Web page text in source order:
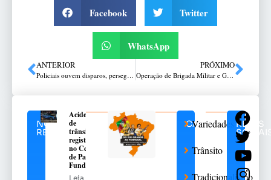
Facebook Twitter
WhatsApp
ANTERIOR
Policiais ouvem disparos, perseguem e prendem indivíduos por tráfico de drogas
PRÓXIMO
Operação de Brigada Militar e Guarda de Trânsito combate embriaguez ao volante
NOTÍCIAS
RELACIONADAS
Acidente
de
trânsito
registrado
no Centro
de Passo
Fundo
Leia
CATEGORIAS
Variedades
Trânsito
Tradicionalismo
REDES